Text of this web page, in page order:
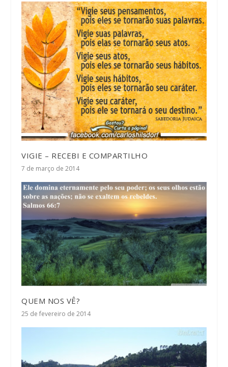
VIGIE – RECEBI E COMPARTILHO
7 de março de 2014
QUEM NOS VÊ?
25 de fevereiro de 2014